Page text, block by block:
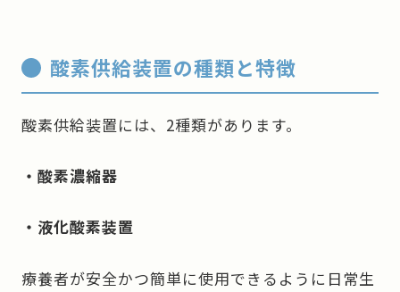
酸素供給装置の種類と特徴
酸素供給装置には、2種類があります。
・酸素濃縮器
・液化酸素装置
療養者が安全かつ簡単に使用できるように日常生